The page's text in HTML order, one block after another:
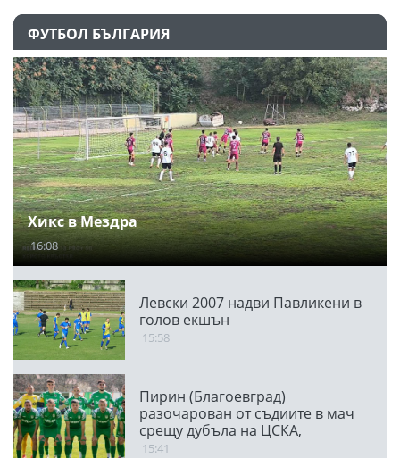
ФУТБОЛ БЪЛГАРИЯ
Хикс в Мездра
16:08
Левски 2007 надви Павликени в
голов екшън
15:58
Пирин (Благоевград)
разочарован от съдиите в мач
срещу дубъла на ЦСКА,
публикува видео
15:41